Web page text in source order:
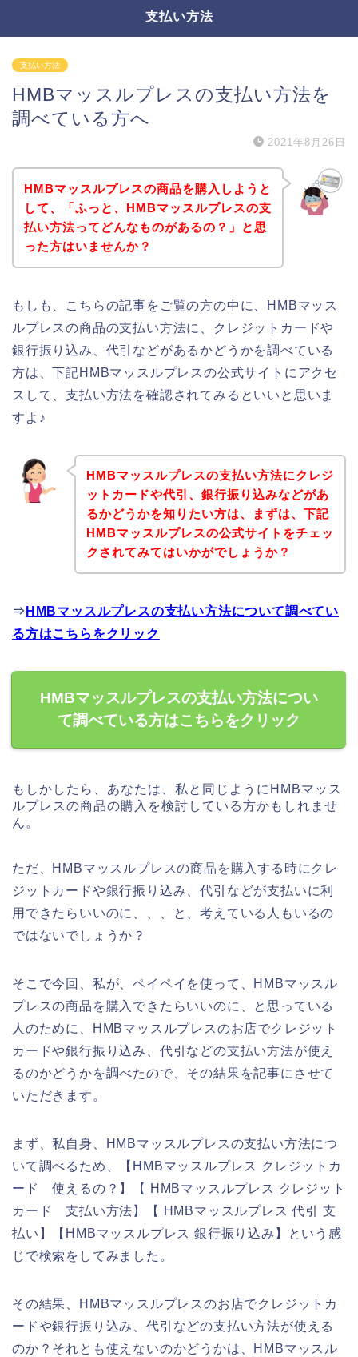
支払い方法
支払い方法
HMBマッスルプレスの支払い方法を
調べている方へ
2021年8月26日
HMBマッスルプレスの商品を購入しようと
して、「ふっと、HMBマッスルプレスの支
払い方法ってどんなものがあるの？」と思
った方はいませんか？
もしも、こちらの記事をご覧の方の中に、HMBマッス
ルプレスの商品の支払い方法に、クレジットカードや
銀行振り込み、代引などがあるかどうかを調べている
方は、下記HMBマッスルプレスの公式サイトにアクセ
スして、支払い方法を確認されてみるといいと思いま
すよ♪
HMBマッスルプレスの支払い方法にクレジ
ットカードや代引、銀行振り込みなどがあ
るかどうかを知りたい方は、まずは、下記
HMBマッスルプレスの公式サイトをチェッ
クされてみてはいかがでしょうか？
⇒ HMBマッスルプレスの支払い方法について調べてい
る方はこちらをクリック
HMBマッスルプレスの支払い方法につい
て調べている方はこちらをクリック
もしかしたら、あなたは、私と同じようにHMBマッス
ルプレスの商品の購入を検討している方かもしれませ
ん。
ただ、HMBマッスルプレスの商品を購入する時にクレ
ジットカードや銀行振り込み、代引などが支払いに利
用できたらいいのに、、、と、考えている人もいるの
ではないでしょうか？
そこで今回、私が、ペイペイを使って、HMBマッスル
プレスの商品を購入できたらいいのに、と思っている
人のために、HMBマッスルプレスのお店でクレジット
カードや銀行振り込み、代引などの支払い方法が使え
るのかどうかを調べたので、その結果を記事にさせて
いただきます。
まず、私自身、HMBマッスルプレスの支払い方法につ
いて調べるため、【HMBマッスルプレス クレジットカ
ード 使えるの？】【 HMBマッスルプレス クレジット
カード 支払い方法】【 HMBマッスルプレス 代引 支
払い】【HMBマッスルプレス 銀行振り込み】という感
じで検索をしてみました。
その結果、HMBマッスルプレスのお店でクレジットカ
ードや銀行振り込み、代引などの支払い方法が使える
のか？それとも使えないのかどうかは、HMBマッスル